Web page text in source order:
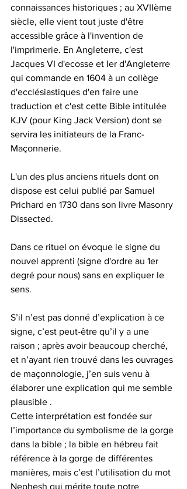
connaissances historiques ; au XVIIème
siècle, elle vient tout juste d'être
accessible grâce à l'invention de
l'imprimerie. En Angleterre, c'est
Jacques VI d'ecosse et Ier d'Angleterre
qui commande en 1604 à un collège
d'ecclésiastiques d'en faire une
traduction et c'est cette Bible intitulée
KJV (pour King Jack Version) dont se
servira les initiateurs de la Franc-
Maçonnerie.
L'un des plus anciens rituels dont on
dispose est celui publié par Samuel
Prichard en 1730 dans son livre Masonry
Dissected.
Dans ce rituel on évoque le signe du
nouvel apprenti (signe d'ordre au 1er
degré pour nous) sans en expliquer le
sens.
S’il n’est pas donné d’explication à ce
signe, c’est peut-être qu’il y a une
raison ; après avoir beaucoup cherché,
et n’ayant rien trouvé dans les ouvrages
de maçonnologie, j’en suis venu à
élaborer une explication qui me semble
plausible .
Cette interprétation est fondée sur
l’importance du symbolisme de la gorge
dans la bible ; la bible en hébreu fait
référence à la gorge de différentes
manières, mais c’est l’utilisation du mot
Nephesh qui mérite toute notre